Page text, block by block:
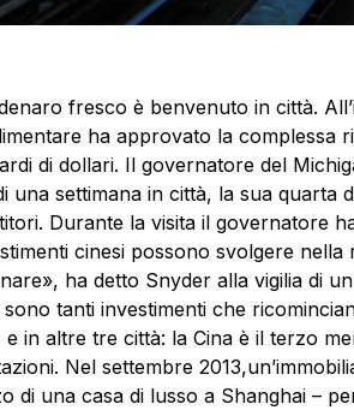
fresco è benvenuto in città.
ha approvato la complessa
di dollari. Il governatore del
una settimana in città, la sua quarta
Durante la visita il governatore
cinesi possono svolgere nella
ha detto Snyder alla vigilia di
tanti investimenti che
in altre tre città: la Cina è il terzo
Nel settembre
di una casa di lusso a Shanghai –